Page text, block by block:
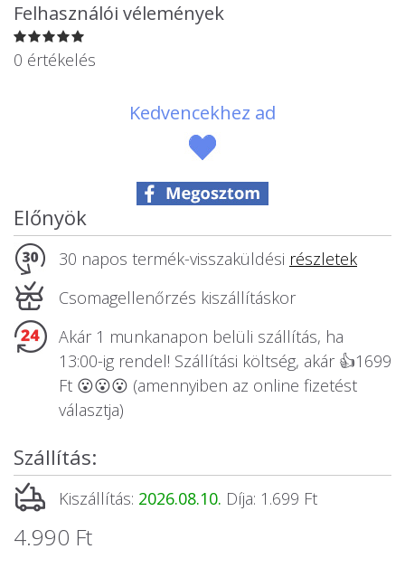
Állatos ajándéktárgyak
Felhasználói vélemények
0 értékelés
Kedvencekhez ad
Előnyök
30 napos termék-visszaküldési részletek
Csomagellenőrzés kiszállításkor
Akár 1 munkanapon belüli szállítás, ha
13:00-ig rendel! Szállítási költség, akár 👍1699
Ft 😮😮😮 (amennyiben az online fizetést
választja)
Szállítás:
Kiszállítás: 2026.08.10. Díja: 1.699 Ft
4.990 Ft